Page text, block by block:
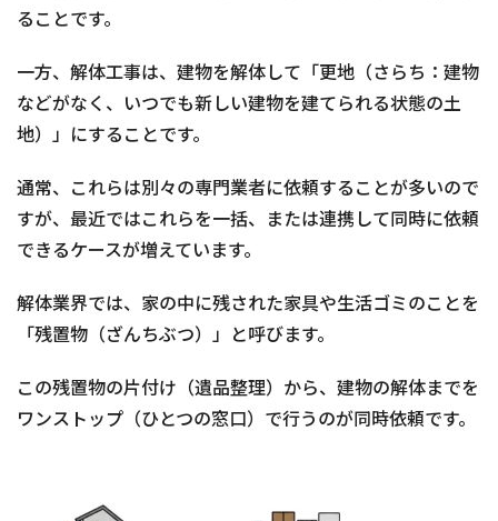
ることです。
一方、解体工事は、建物を解体して「更地（さらち：建物
などがなく、いつでも新しい建物を建てられる状態の土
地）」にすることです。
通常、これらは別々の専門業者に依頼することが多いので
すが、最近ではこれらを一括、または連携して同時に依頼
できるケースが増えています。
解体業界では、家の中に残された家具や生活ゴミのことを
「残置物（ざんちぶつ）」と呼びます。
この残置物の片付け（遺品整理）から、建物の解体までを
ワンストップ（ひとつの窓口）で行うのが同時依頼です。